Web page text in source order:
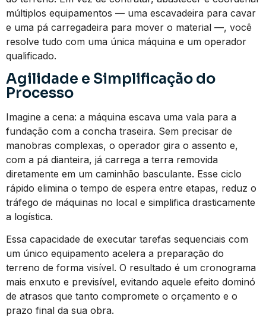
múltiplos equipamentos — uma escavadeira para cavar
e uma pá carregadeira para mover o material —, você
resolve tudo com uma única máquina e um operador
qualificado.
Agilidade e Simplificação do
Processo
Imagine a cena: a máquina escava uma vala para a
fundação com a concha traseira. Sem precisar de
manobras complexas, o operador gira o assento e,
com a pá dianteira, já carrega a terra removida
diretamente em um caminhão basculante. Esse ciclo
rápido elimina o tempo de espera entre etapas, reduz o
tráfego de máquinas no local e simplifica drasticamente
a logística.
Essa capacidade de executar tarefas sequenciais com
um único equipamento acelera a preparação do
terreno de forma visível. O resultado é um cronograma
mais enxuto e previsível, evitando aquele efeito dominó
de atrasos que tanto compromete o orçamento e o
prazo final da sua obra.